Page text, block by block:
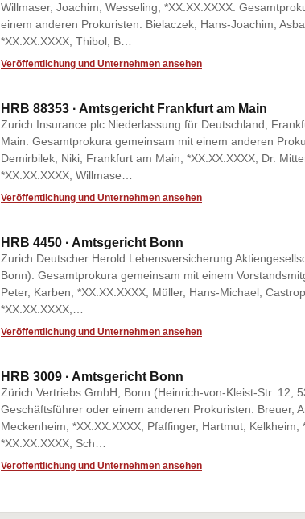
Willmaser, Joachim, Wesseling, *XX.XX.XXXX.
einem anderen Prokuristen: Bielaczek, Hans-Joachim,
*XX.XX.XXXX; Thibol, B…
Veröffentlichung und Unternehmen ansehen
HRB 88353 · Amtsgericht Frankfurt am Main
Zurich Insurance plc Niederlassung für Deutschland,
Main. Gesamtprokura gemeinsam mit einem anderen
Demirbilek, Niki, Frankfurt am Main, *XX.XX.XXXX; Dr.
*XX.XX.XXXX; Willmase…
Veröffentlichung und Unternehmen ansehen
HRB 4450 · Amtsgericht Bonn
Zurich Deutscher Herold Lebensversicherung
Bonn). Gesamtprokura gemeinsam mit einem
Peter, Karben, *XX.XX.XXXX; Müller, Hans-Michael,
*XX.XX.XXXX;…
Veröffentlichung und Unternehmen ansehen
HRB 3009 · Amtsgericht Bonn
Zürich Vertriebs GmbH, Bonn (Heinrich-von-Kleist-Str. 12,
Geschäftsführer oder einem anderen Prokuristen: Breuer,
Meckenheim, *XX.XX.XXXX; Pfaffinger, Hartmut, Kelkheim,
*XX.XX.XXXX; Sch…
Veröffentlichung und Unternehmen ansehen